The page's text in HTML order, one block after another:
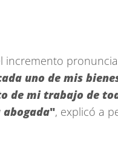
incremento
uno de mis
de mi trabajo de
", explicó a